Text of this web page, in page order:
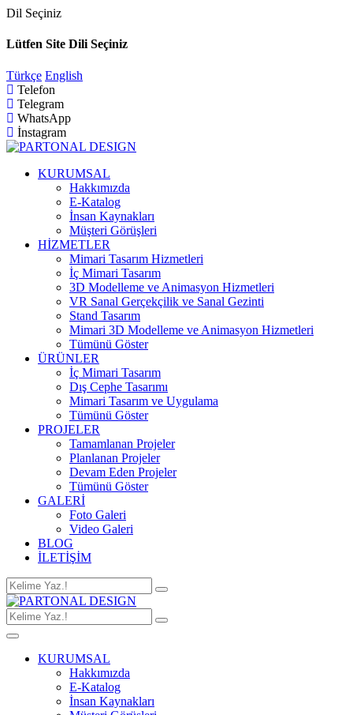
Dil Seçiniz
Lütfen Site Dili Seçiniz
Türkçe English
Telefon
Telegram
WhatsApp
İnstagram
KURUMSAL
Hakkımızda
E-Katalog
İnsan Kaynakları
Müşteri Görüşleri
HİZMETLER
Mimari Tasarım Hizmetleri
İç Mimari Tasarım
3D Modelleme ve Animasyon Hizmetleri
VR Sanal Gerçekçilik ve Sanal Gezinti
Stand Tasarım
Mimari 3D Modelleme ve Animasyon Hizmetleri
Tümünü Göster
ÜRÜNLER
İç Mimari Tasarım
Dış Cephe Tasarımı
Mimari Tasarım ve Uygulama
Tümünü Göster
PROJELER
Tamamlanan Projeler
Planlanan Projeler
Devam Eden Projeler
Tümünü Göster
GALERİ
Foto Galeri
Video Galeri
BLOG
İLETİŞİM
KURUMSAL
Hakkımızda
E-Katalog
İnsan Kaynakları